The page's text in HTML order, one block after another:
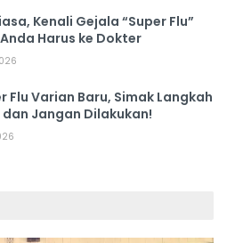
Kenali Gejala “Super Flu”
Harus ke Dokter
Flu Varian Baru, Simak Langkah
Jangan Dilakukan!